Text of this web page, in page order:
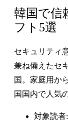
韓国で信
フト5選
セキュリティ
兼ね備えたセ
国。家庭用か
国国内で人気
対象読者